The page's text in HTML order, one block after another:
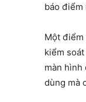
báo điểm
Một điểm
kiểm
màn hình
dùng mà